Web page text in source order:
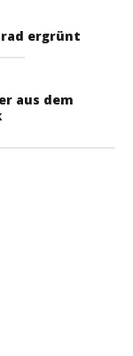
ergrünt
aus dem